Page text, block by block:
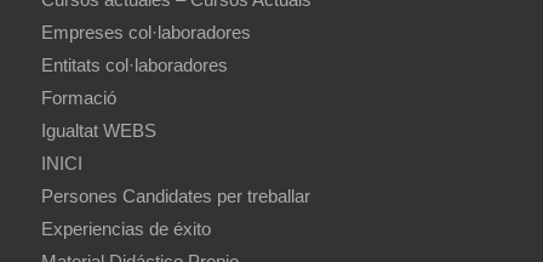
Empreses col·laboradores
Entitats col·laboradores
Formació
Igualtat WEBS
INICI
Persones Candidates per treballar
Experiencias de éxito